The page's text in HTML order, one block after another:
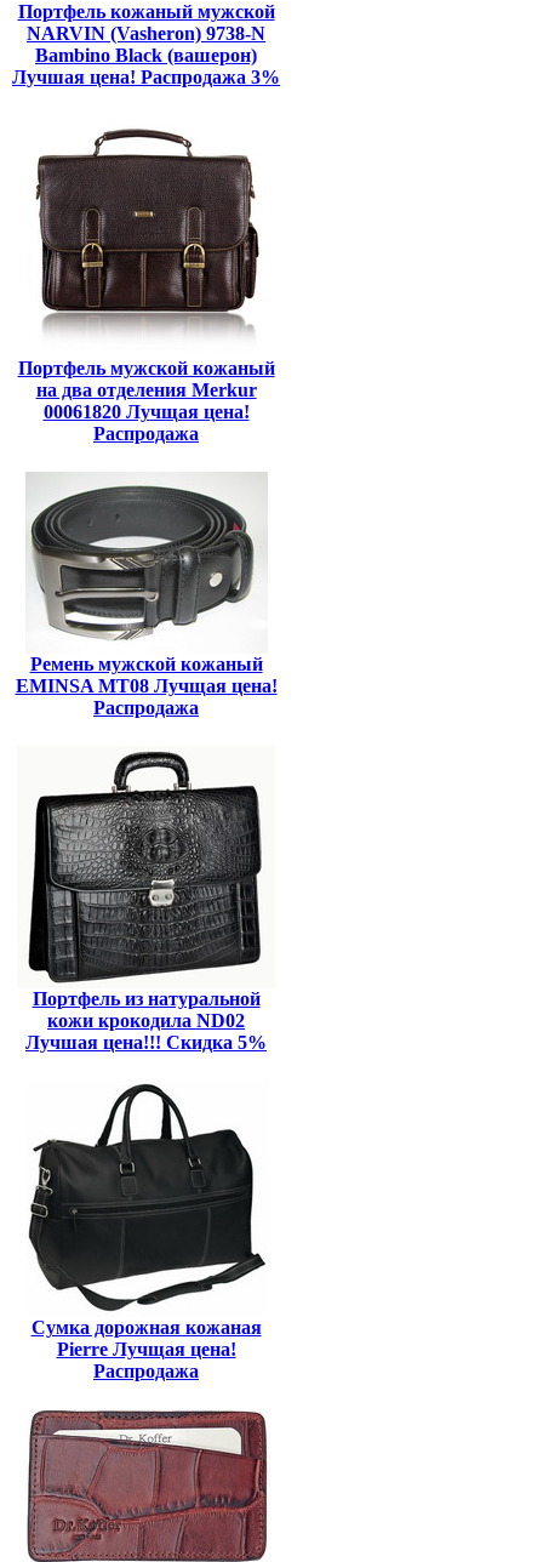
Портфель кожаный мужской
NARVIN (Vasheron) 9738-N
Bambino Black (вашерон)
Лучшая цена! Распродажа 3%
Портфель мужской кожаный
на два отделения Merkur
00061820 Лучщая цена!
Распродажа
Ремень мужской кожаный
EMINSA MT08 Лучщая цена!
Распродажа
Портфель из натуральной
кожи крокодила ND02
Лучшая цена!!! Скидка 5%
Сумка дорожная кожаная
Pierre Лучщая цена!
Распродажа